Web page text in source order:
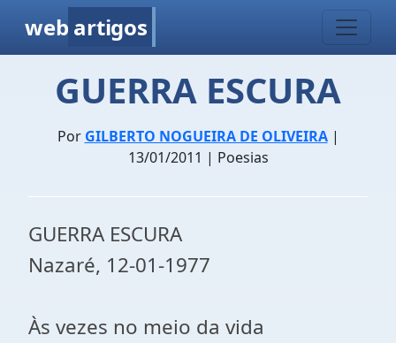
web artigos
GUERRA ESCURA
Por GILBERTO NOGUEIRA DE OLIVEIRA|
13/01/2011 | Poesias
GUERRA ESCURA
Nazaré, 12-01-1977
Às vezes no meio da vida